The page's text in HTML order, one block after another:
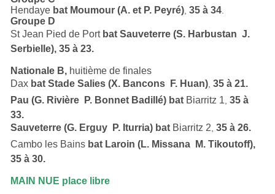
Hendaye bat Moumour (A. et P. Peyré) ,35 à 34
Groupe D
St Jean Pied de Port batSauveterre (S. Harbustan  J.
Serbielle), 35 à 23.
Nationale B, huitième de finales
Dax bat Stade Salies (X. Bancons  F. Huan) ,35 à 21.
Pau (G. Rivière  P. Bonnet Badillé) bat Biarritz 1 ,35 à
33.
Sauveterre (G. Erguy  P. Iturria) bat Biarritz 2 ,35 à 26.
Cambo les Bains bat Laroin (L. Missana  M. Tikoutoff),
35 à 30.
MAIN NUE place libre